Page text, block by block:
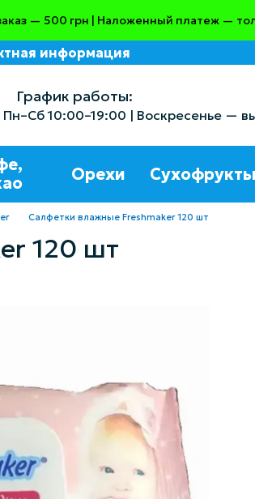
— 500 грн | Наложенный платеж —
информация
График работы:
Пн–Сб 10:00–19:00 | Воскресенье —
Орехи Сухофрукты
Салфетки влажные Freshmaker 120 шт
120 шт